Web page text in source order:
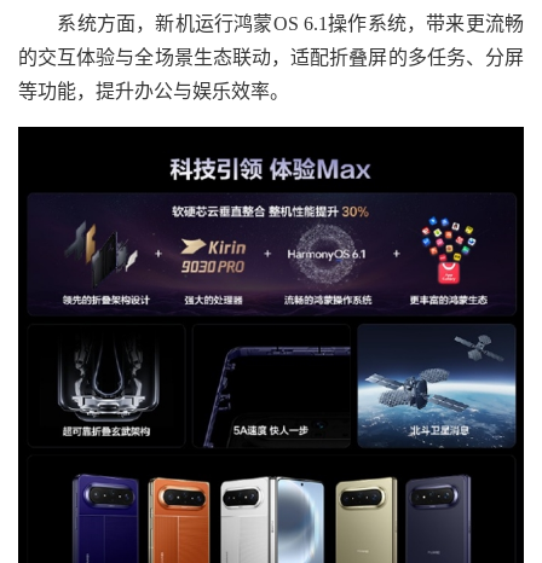
系统方面，新机运行鸿蒙OS 6.1操作系统，带来更流畅
的交互体验与全场景生态联动，适配折叠屏的多任务、分屏
等功能，提升办公与娱乐效率。